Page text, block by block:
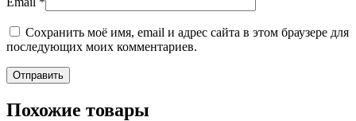
Сохранить моё имя, email и адрес сайта в этом браузере для
последующих моих комментариев.
Похожие товары